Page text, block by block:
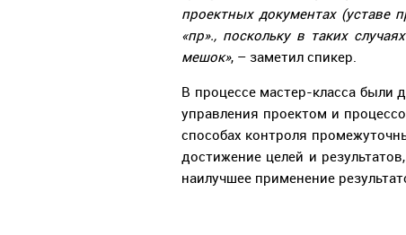
проектных документах (уставе
«пр»., поскольку в таких
мешок», – заметил спикер.
В процессе мастер-класса были
управления проектом и
способах контроля
достижение целей и
наилучшее применение